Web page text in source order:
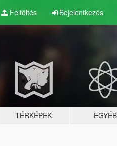
Feltöltés Bejelentkezés
TÉRKÉPEK EGYÉB